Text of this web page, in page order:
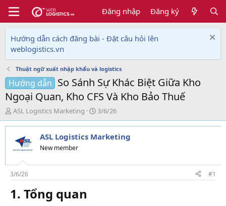
Đăng nhập Đăng ký
Hướng dẫn cách đăng bài - Đặt câu hỏi lên
weblogistics.vn
Thuật ngữ xuất nhập khẩu và logistics
Hướng dẫn So Sánh Sự Khác Biệt Giữa Kho
Ngoại Quan, Kho CFS Và Kho Bảo Thuế
T
h
r
s
t
a
r
t
ASL Logistics Marketing
N
g
à
y
i
3/6/26
ASL Logistics Marketing
New member
3/6/26 #1
1. Tổng quan​